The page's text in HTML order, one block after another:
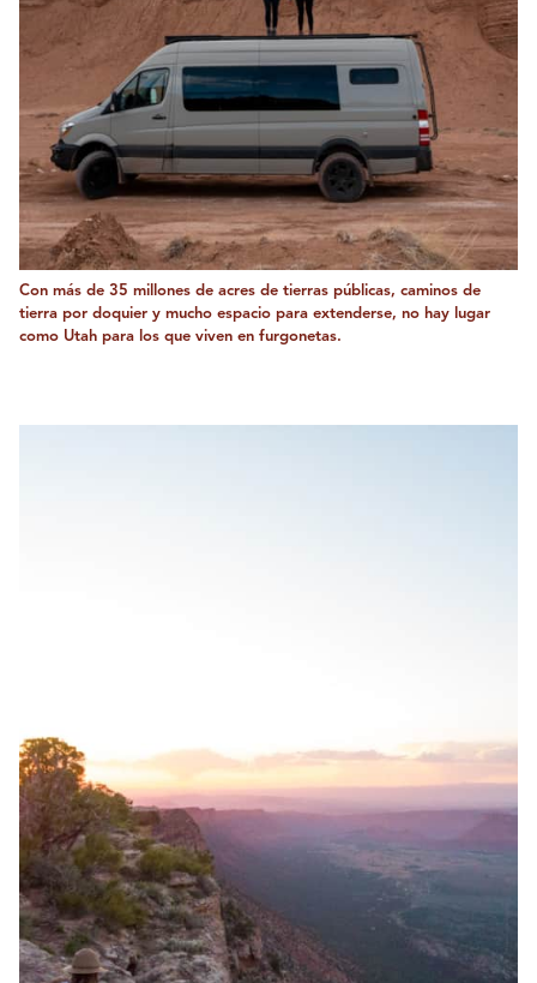
Con más de 35 millones de acres de tierras públicas, caminos de
tierra por doquier y mucho espacio para extenderse, no hay lugar
como Utah para los que viven en furgonetas.